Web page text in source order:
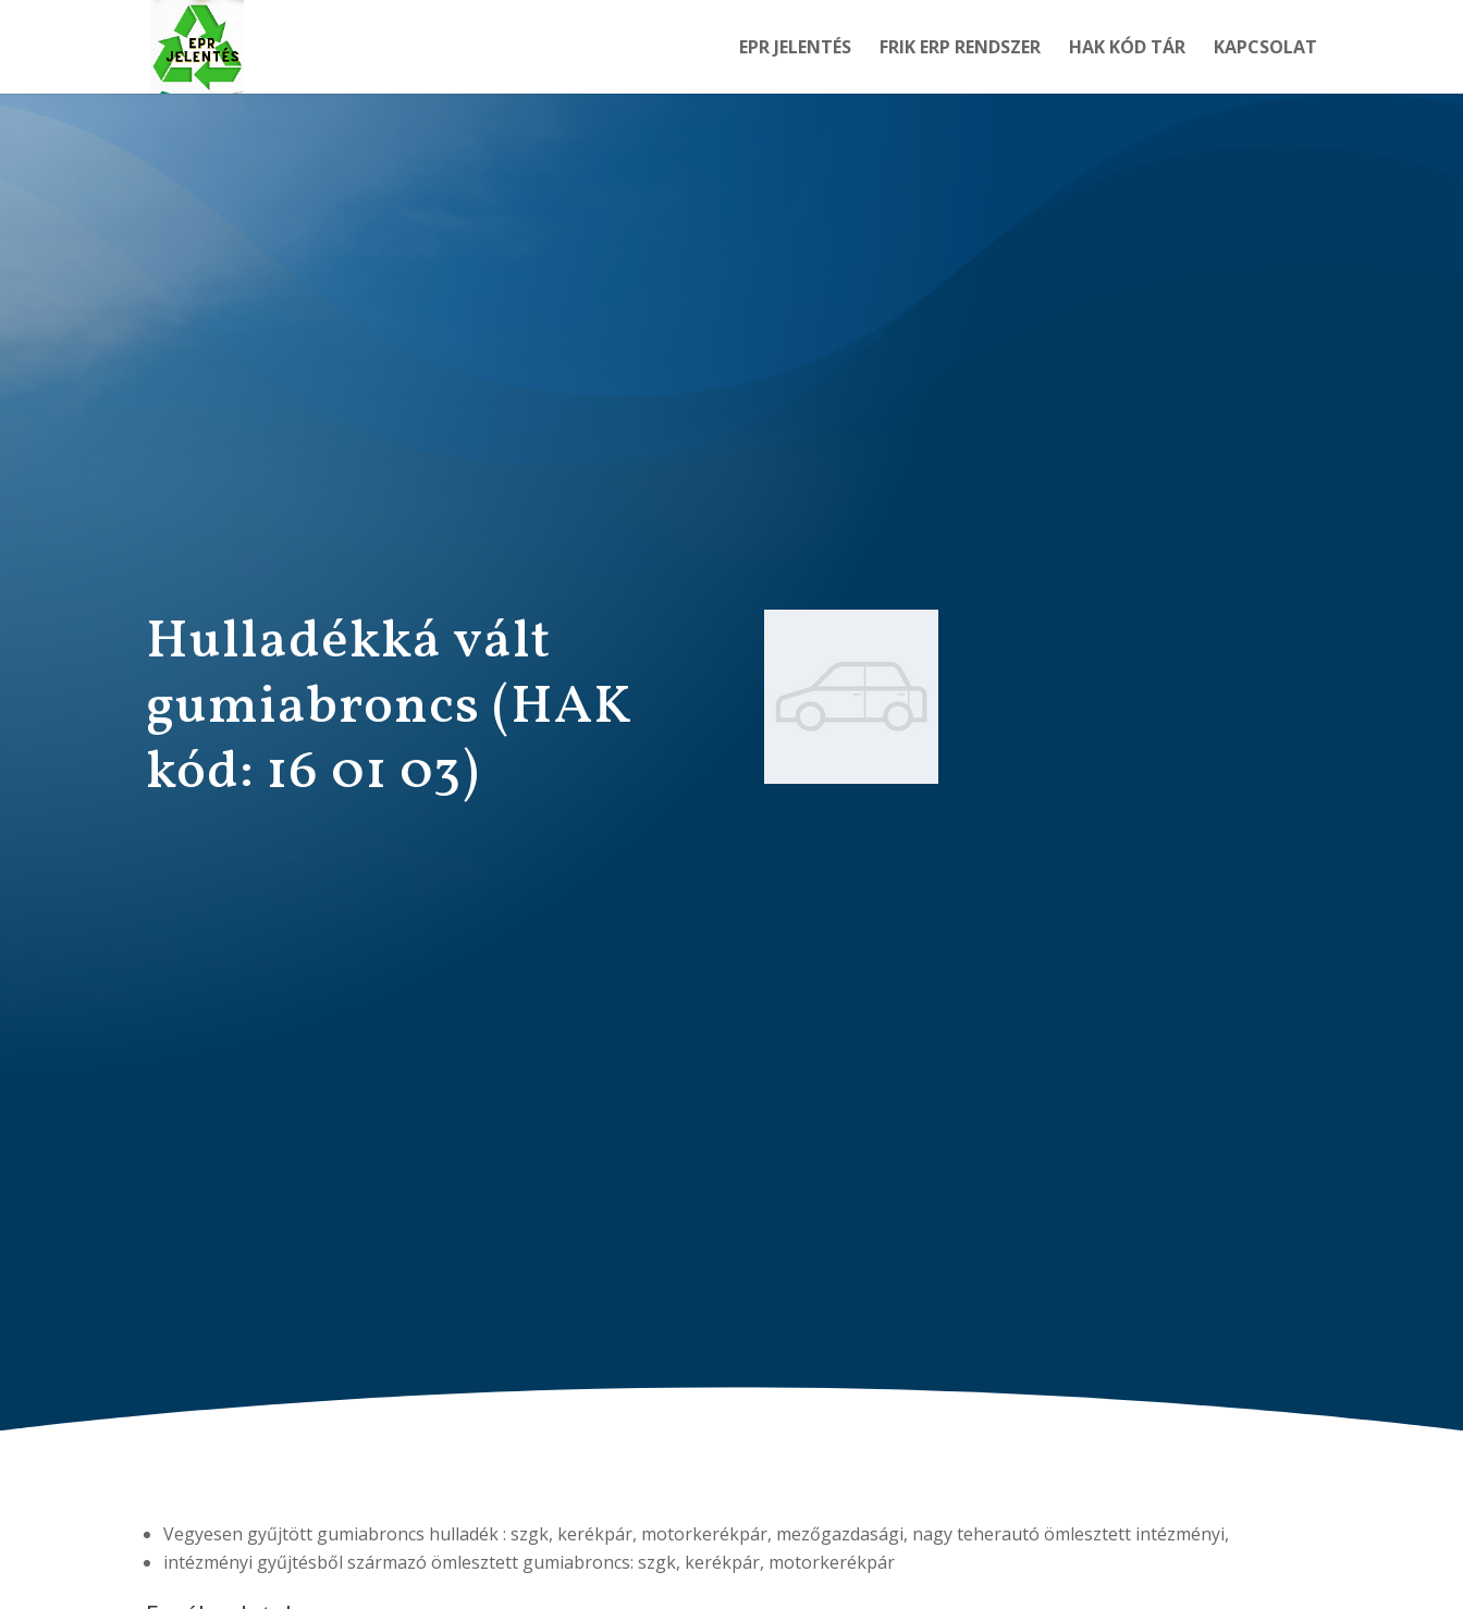
EPR JELENTÉS FRIK ERP RENDSZER HAK KÓD TÁR KAPCSOLAT
Hulladékká vált
gumiabroncs (HAK
kód: 16 01 03)
Vegyesen gyűjtött gumiabroncs hulladék : szgk, kerékpár, motorkerékpár, mezőgazdasági, nagy teherautó ömlesztett intézményi,
intézményi gyűjtésből származó ömlesztett gumiabroncs: szgk, kerékpár, motorkerékpár